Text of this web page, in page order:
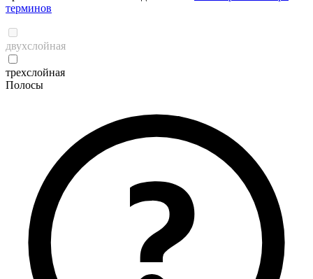
терминов
двухслойная
трехслойная
Полосы